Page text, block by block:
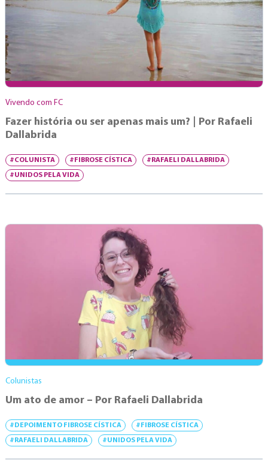
Vivendo com FC
Fazer história ou ser apenas mais um? | Por Rafaeli
Dallabrida
#COLUNISTA #FIBROSE CÍSTICA #RAFAELI DALLABRIDA
#UNIDOS PELA VIDA
Colunistas
Um ato de amor – Por Rafaeli Dallabrida
#DEPOIMENTO FIBROSE CÍSTICA #FIBROSE CÍSTICA
#RAFAELI DALLABRIDA #UNIDOS PELA VIDA